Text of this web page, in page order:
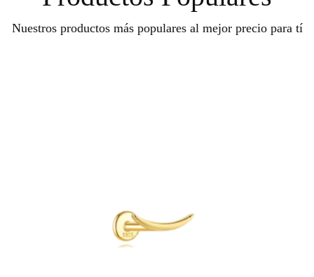
Nuestros productos más populares al mejor precio para tí